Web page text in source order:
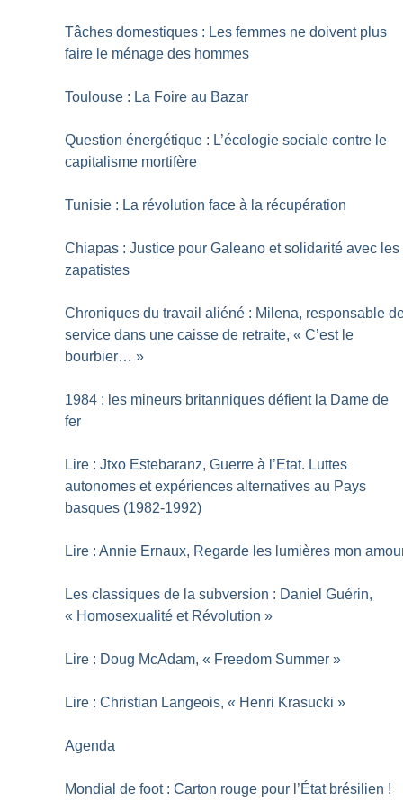
Tâches domestiques : Les femmes ne doivent plus
faire le ménage des hommes
Toulouse : La Foire au Bazar
Question énergétique : L’écologie sociale contre le
capitalisme mortifère
Tunisie : La révolution face à la récupération
Chiapas : Justice pour Galeano et solidarité avec les
zapatistes
Chroniques du travail aliéné : Milena, responsable
service dans une caisse de retraite, « C’est le
bourbier… »
1984 : les mineurs britanniques défient la Dame de
fer
Lire : Jtxo Estebaranz, Guerre à l’Etat. Luttes
autonomes et expériences alternatives au Pays
basques (1982-1992)
Lire : Annie Ernaux, Regarde les lumières mon
Les classiques de la subversion : Daniel Guérin,
« Homosexualité et Révolution »
Lire : Doug McAdam, « Freedom Summer »
Lire : Christian Langeois, « Henri Krasucki »
Agenda
Mondial de foot : Carton rouge pour l’État brésilien !